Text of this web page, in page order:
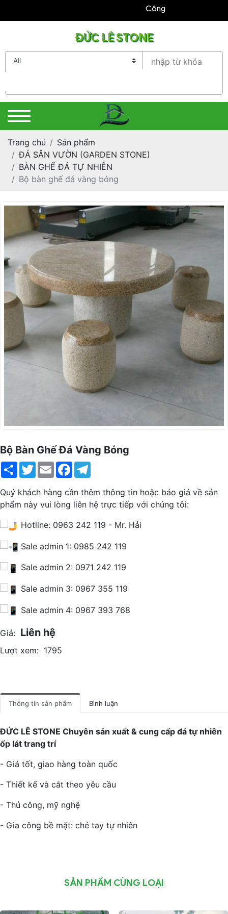
Công ty TNHH Đức Lê Kính
ĐỨC LÊ STONE
Trang chủ
Sản phẩm
ĐÁ SÂN VƯỜN (GARDEN STONE)
BÀN GHẾ ĐÁ TỰ NHIÊN
Bộ bàn ghế đá vàng bóng
Bộ Bàn Ghế Đá Vàng Bóng
ShareTwitterEmailFacebook
Quý khách hàng cần thêm thông tin hoặc báo giá về sản
phẩm này vui lòng liên hệ trực tiếp với chúng tôi:
Hotline: 0963 242 119 - Mr. Hải
Sale admin 1: 0985 242 119
Sale admin 2: 0971 242 119
Sale admin 3: 0967 355 119
Sale admin 4: 0967 393 768
Giá: Liên hệ
Lượt xem: 1795
Thông tin sản phẩm Bình luận
ĐỨC LÊ STONE Chuyên sản xuất & cung cấp đá tự nhiên
ốp lát trang trí
- Giá tốt, giao hàng toàn quốc
- Thiết kế và cắt theo yêu cầu
- Thủ công, mỹ nghệ
- Gia công bề mặt: chẻ tay tự nhiên
SẢN PHẨM CÙNG LOẠI